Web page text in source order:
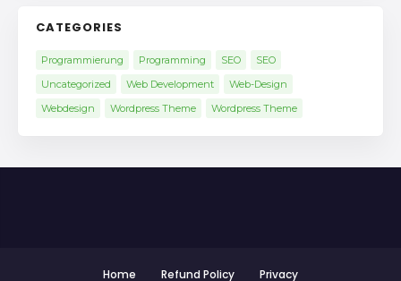
CATEGORIES
Programmierung Programming SEO
SEO
Uncategorized
Web Development
Web-Design
Webdesign
Wordpress Theme Wordpress Theme
Home Refund Policy Privacy